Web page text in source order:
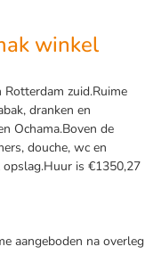
winkel
zuid.Ruime
dranken en
Ochama.Boven de
douche, wc en
opslag.Huur is €1350,27
aangeboden na overleg